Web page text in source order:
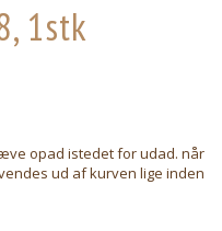
1stk
opad istedet for udad. når
ud af kurven lige inden